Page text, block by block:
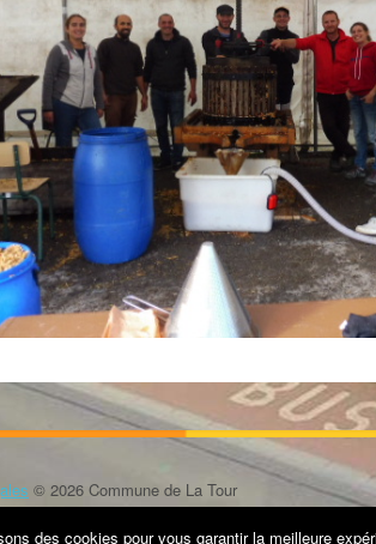
© 2026 Commune de La Tour
parFameThemes
des cookies pour vous garantir la meilleure